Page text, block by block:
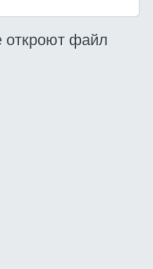
откроют файл